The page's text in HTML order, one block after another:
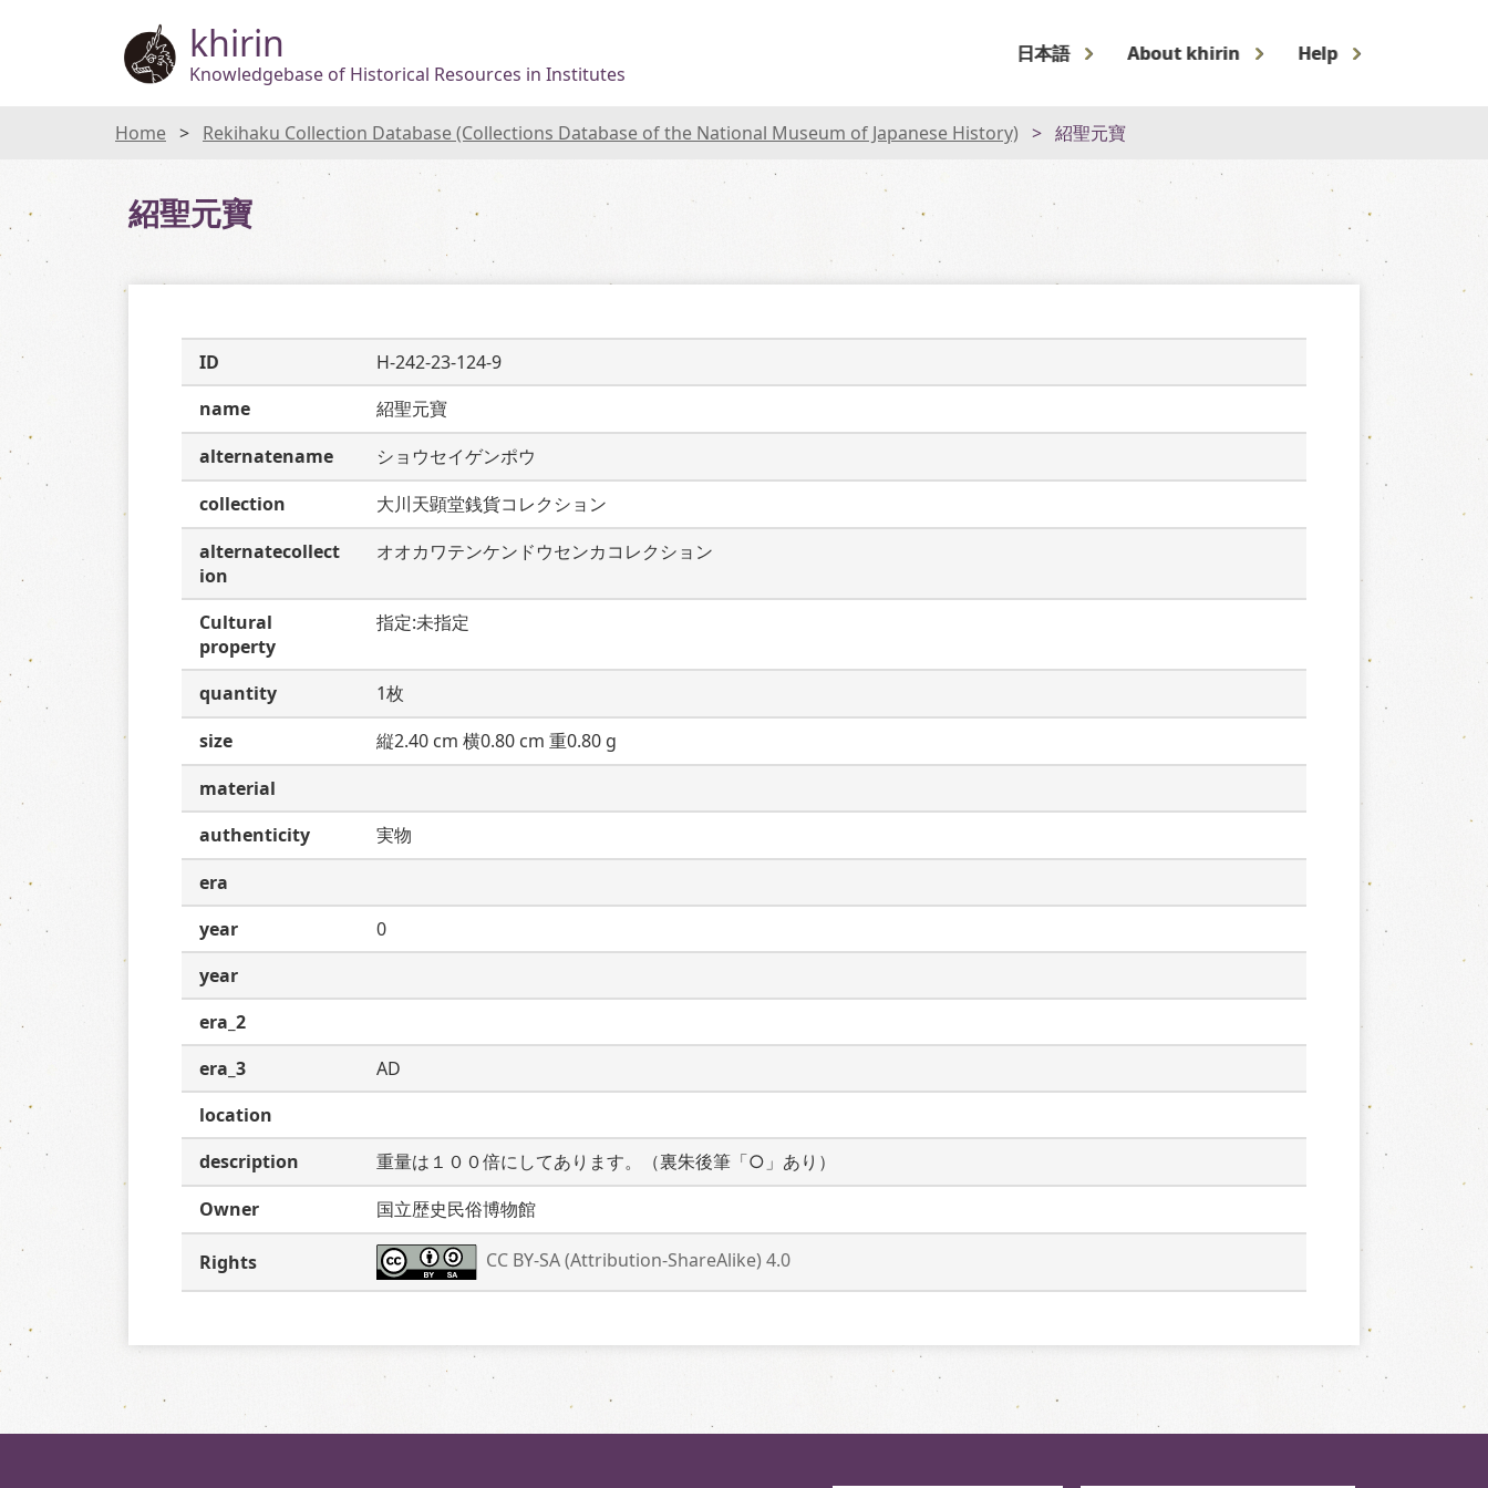
khirin
Knowledgebase of Historical Resources in Institutes
日本語 About khirin Help
Home Rekihaku Collection Database (Collections Database of the National Museum of Japanese History) 紹聖元寶
紹聖元寶
ID
H-242-23-124-9
name
紹聖元寶
alternatename
ショウセイゲンポウ
collection
大川天顕堂銭貨コレクション
alternatecollect
ion
オオカワテンケンドウセンカコレクション
Cultural
property
指定:未指定
quantity
1枚
size
縦2.40 cm 横0.80 cm 重0.80 g
material
authenticity
実物
era
year
0
year
era_2
era_3
AD
location
description
重量は１００倍にしてあります。（裏朱後筆「○」あり）
Owner
国立歴史民俗博物館
Rights CC BY-SA (Attribution-ShareAlike) 4.0